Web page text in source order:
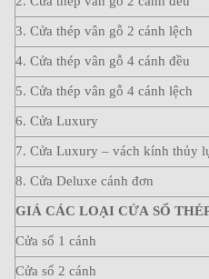
3. Cửa thép vân gỗ 2 cánh lệch
4. Cửa thép vân gỗ 4 cánh đều
5. Cửa thép vân gỗ 4 cánh lệch
6. Cửa Luxury
7. Cửa Luxury – vách kính thủy
8. Cửa Deluxe cánh đơn
GIÁ CÁC LOẠI CỬA SỔ
Cửa sổ 1 cánh
Cửa sổ 2 cánh